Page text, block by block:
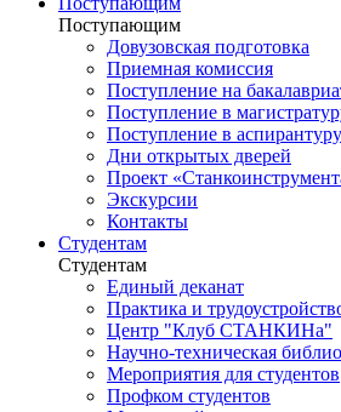
Поступающим
Довузовская подготовка
Приемная комиссия
Поступление на
Поступление в
Поступление в аспирантуру
Дни открытых дверей
Проект
Экскурсии
Контакты
Студентам
Студентам
Единый деканат
Практика и
Центр "Клуб СТАНКИНа"
Научно-техническая
Мероприятия для студентов
Профком студентов